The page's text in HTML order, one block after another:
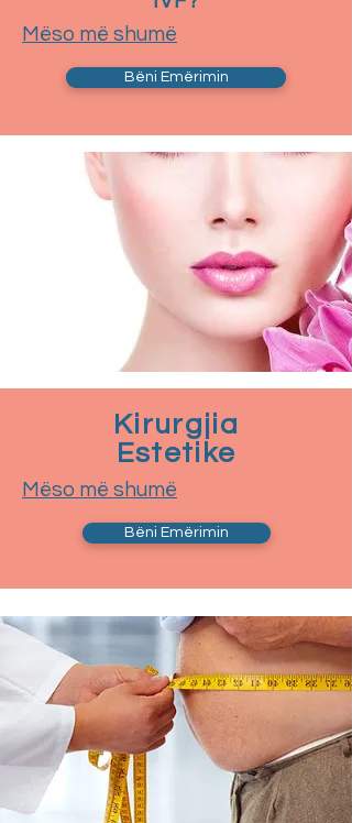
Mëso më shumë
Bëni Emërimin
Kirurgjia
Estetike
Mëso më shumë
Bëni Emërimin